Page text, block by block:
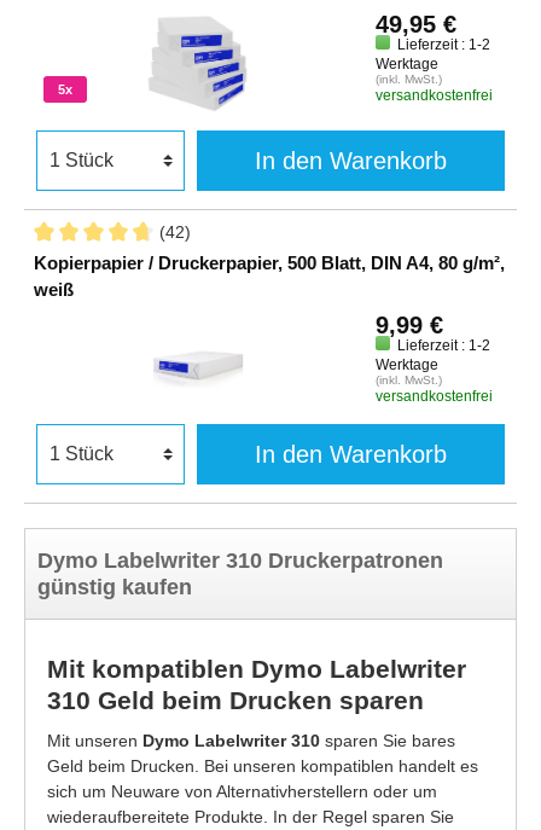
5x
49,95 €
Lieferzeit : 1-2
Werktage
(inkl. MwSt.)
versandkostenfrei
In den Warenkorb
(42)
Kopierpapier / Druckerpapier, 500 Blatt, DIN A4, 80 g/m²,
weiß
9,99 €
Lieferzeit : 1-2
Werktage
(inkl. MwSt.)
versandkostenfrei
In den Warenkorb
Dymo Labelwriter 310 Druckerpatronen
günstig kaufen
Mit kompatiblen Dymo Labelwriter
310 Geld beim Drucken sparen
Mit unseren Dymo Labelwriter 310 sparen Sie bares
Geld beim Drucken. Bei unseren kompatiblen handelt es
sich um Neuware von Alternativherstellern oder um
wiederaufbereitete Produkte. In der Regel sparen Sie